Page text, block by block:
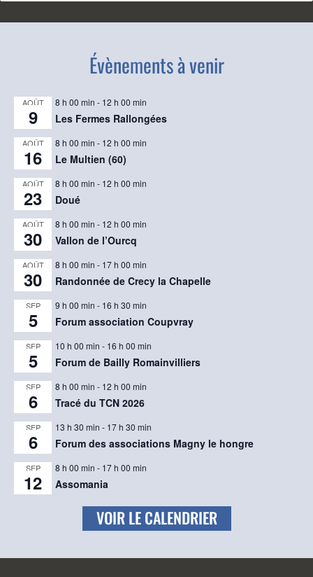
Évènements à venir
AOÛT
9
8 h 00 min - 12 h 00 min
Les Fermes Rallongées
AOÛT
16
8 h 00 min - 12 h 00 min
Le Multien (60)
AOÛT
23
8 h 00 min - 12 h 00 min
Doué
AOÛT
30
8 h 00 min - 12 h 00 min
Vallon de l’Ourcq
AOÛT
30
8 h 00 min - 17 h 00 min
Randonnée de Crecy la Chapelle
SEP
5
9 h 00 min - 16 h 30 min
Forum association Coupvray
SEP
5
10 h 00 min - 16 h 00 min
Forum de Bailly Romainvilliers
SEP
6
8 h 00 min - 12 h 00 min
Tracé du TCN 2026
SEP
6
13 h 30 min - 17 h 30 min
Forum des associations Magny le hongre
SEP
12
8 h 00 min - 17 h 00 min
Assomania
VOIR LE CALENDRIER